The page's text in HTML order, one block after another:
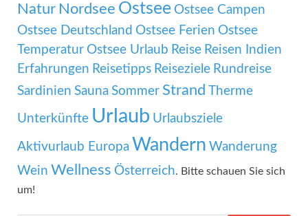
Natur Nordsee Ostsee Ostsee Campen
Ostsee Deutschland Ostsee Ferien Ostsee
Temperatur Ostsee Urlaub Reise Reisen Indien
Erfahrungen Reisetipps Reiseziele Rundreise
Sardinien Sauna Sommer Strand Therme
Unterkünfte Urlaub Urlaubsziele
Aktivurlaub Europa Wandern Wanderung
Wein Wellness Österreich. Bitte schauen Sie sich
um!